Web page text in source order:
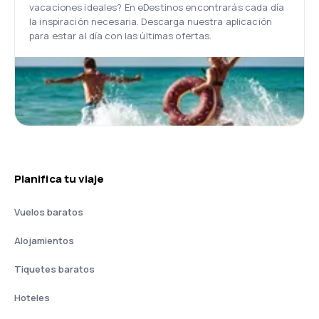
vacaciones ideales? En eDestinos encontrarás cada día
la inspiración necesaria. Descarga nuestra aplicación
para estar al día con las últimas ofertas.
Planifica tu viaje
Vuelos baratos
Alojamientos
Tiquetes baratos
Hoteles